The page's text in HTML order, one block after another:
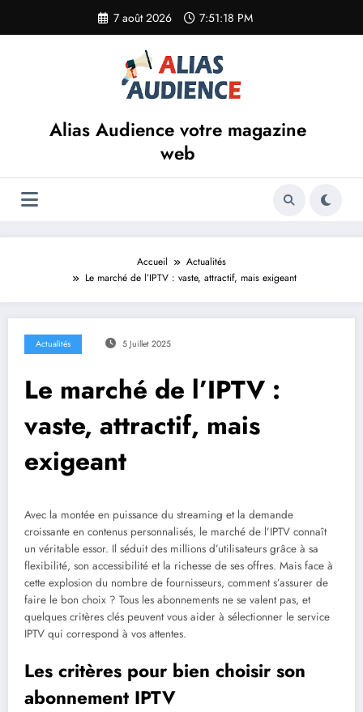
contenu
7 août 2026 7:51:18 PM
Alias Audience votre magazine
web
Accueil
Actualités
Le marché de l’IPTV : vaste, attractif, mais exigeant
Actualités 5 Juillet 2025
Le marché de l’IPTV :
vaste, attractif, mais
exigeant
Avec la montée en puissance du streaming et la demande
croissante en contenus personnalisés, le marché de l’IPTV connaît
un véritable essor. Il séduit des millions d’utilisateurs grâce à sa
flexibilité, son accessibilité et la richesse de ses offres. Mais face à
cette explosion du nombre de fournisseurs, comment s’assurer de
faire le bon choix ? Tous les abonnements ne se valent pas, et
quelques critères clés peuvent vous aider à sélectionner le service
IPTV qui correspond à vos attentes.
Les critères pour bien choisir son
abonnement IPTV